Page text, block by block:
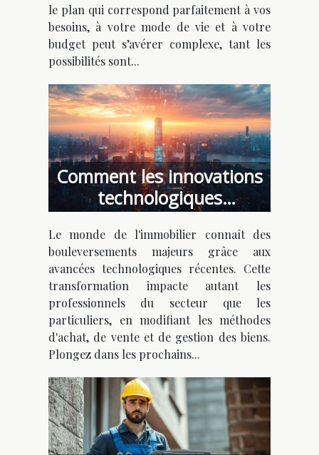
le plan qui correspond parfaitement à vos
besoins, à votre mode de vie et à votre
budget peut s’avérer complexe, tant les
possibilités sont...
Comment les innovations
technologiques
transforment-elles
l'immobilier ?
Le monde de l'immobilier connaît des
bouleversements majeurs grâce aux
avancées technologiques récentes. Cette
transformation impacte autant les
professionnels du secteur que les
particuliers, en modifiant les méthodes
d'achat, de vente et de gestion des biens.
Plongez dans les prochains...